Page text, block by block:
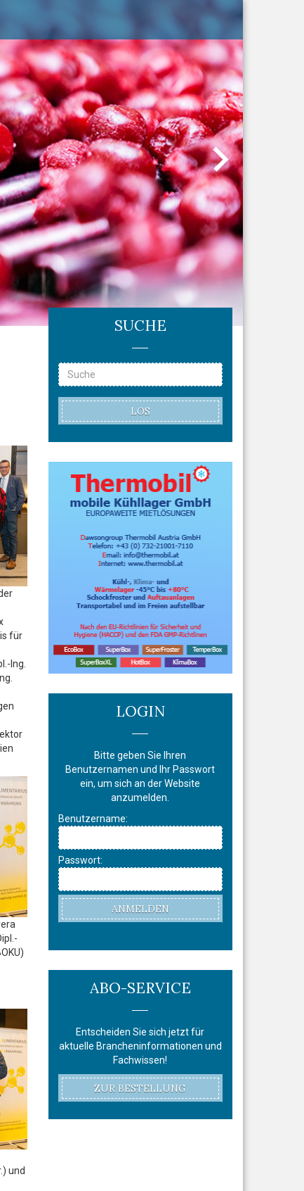
für
Ing.
und
SUCHE
LOS
LOGIN
Bitte geben Sie Ihren
Benutzernamen und Ihr Passwort
ein, um sich an der Website
anzumelden.
Benutzername:
Passwort:
ANMELDEN
ABO-SERVICE
Entscheiden Sie sich jetzt für
aktuelle Brancheninformationen und
Fachwissen!
ZUR BESTELLUNG